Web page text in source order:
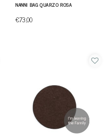
NANNI BAG QUARZO ROSA
€73,00